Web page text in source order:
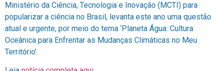
Ministério da Ciência, Tecnologia e Inovação (MCTI) para
popularizar a ciência no Brasil, levanta este ano uma questão
atual e urgente, por meio do tema ‘Planeta Água: Cultura
Oceânica para Enfrentar as Mudanças Climáticas no Meu
Território’.